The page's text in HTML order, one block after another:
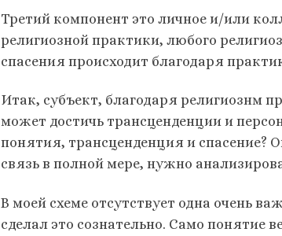
Третий компонент это личное и/или
религиозной практики, любого
спасения происходит благодаря
Итак, субъект, благодаря религиознм
может достичь трансценденции и
понятия, трансценденция и спасение?
связь в полной мере, нужно
В моей схеме отсутствует одна очень
сделал это сознательно. Само понятие